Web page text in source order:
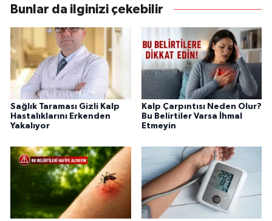
Bunlar da ilginizi çekebilir
Sağlık Taraması Gizli Kalp
Hastalıklarını Erkenden
Yakalıyor
Kalp Çarpıntısı Neden Olur?
Bu Belirtiler Varsa İhmal
Etmeyin